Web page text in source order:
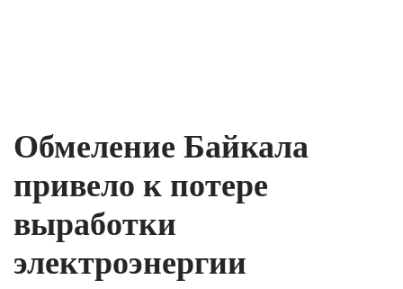
Обмеление Байкала
привело к потере
выработки
электроэнергии